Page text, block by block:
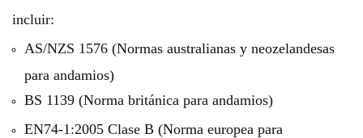
incluir:
AS/NZS 1576 (Normas australianas y neozelandesas
para andamios)
BS 1139 (Norma británica para andamios)
EN74-1:2005 Clase B (Norma europea para